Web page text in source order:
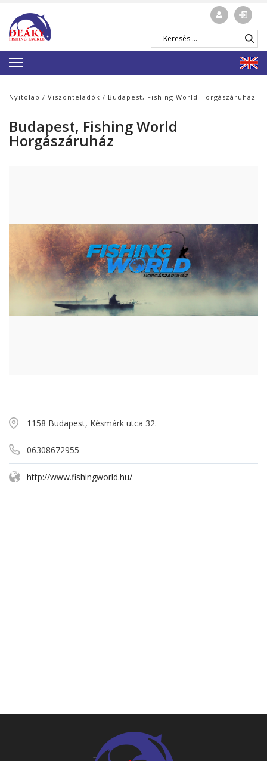
Nyitólap / Viszonteladók / Budapest, Fishing World Horgászáruház
Budapest, Fishing World
Horgászáruház
1158 Budapest, Késmárk utca 32.
06308672955
http://www.fishingworld.hu/